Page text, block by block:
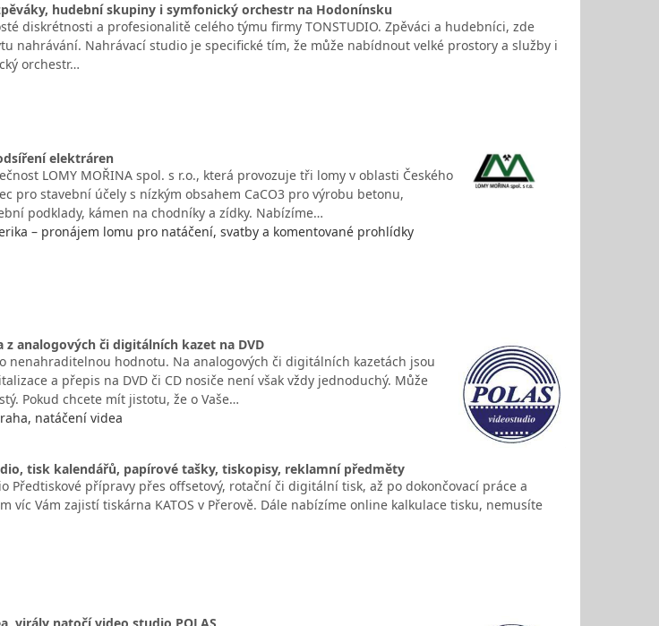
hudební skupiny i symfonický orchestr na Hodonínsku
diskrétnosti a profesionalitě celého týmu firmy TONSTUDIO. Zpěváci a hudebníci, zde
nahrávání. Nahrávací studio je specifické tím, že může nabídnout velké prostory a služby i
orchestr…
elektráren
LOMY MOŘINA spol. s r.o., která provozuje tři lomy v oblasti Českého
pro stavební účely s nízkým obsahem CaCO3 pro výrobu betonu,
podklady, kámen na chodníky a zídky. Nabízíme…
– pronájem lomu pro natáčení, svatby a komentované prohlídky
z analogových či digitálních kazet na DVD
nenahraditelnou hodnotu. Na analogových či digitálních kazetách jsou
a přepis na DVD či CD nosiče není však vždy jednoduchý. Může
Pokud chcete mít jistotu, že o Vaše…
natáčení videa
tisk kalendářů, papírové tašky, tiskopisy, reklamní předměty
Předtiskové přípravy přes offsetový, rotační či digitální tisk, až po dokončovací práce a
víc Vám zajistí tiskárna KATOS v Přerově. Dále nabízíme online kalkulace tisku, nemusíte